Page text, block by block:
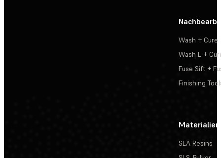
Wash + Cure
Wash L +
Fuse Sift +
Finishing
Materialien
SLA Resins